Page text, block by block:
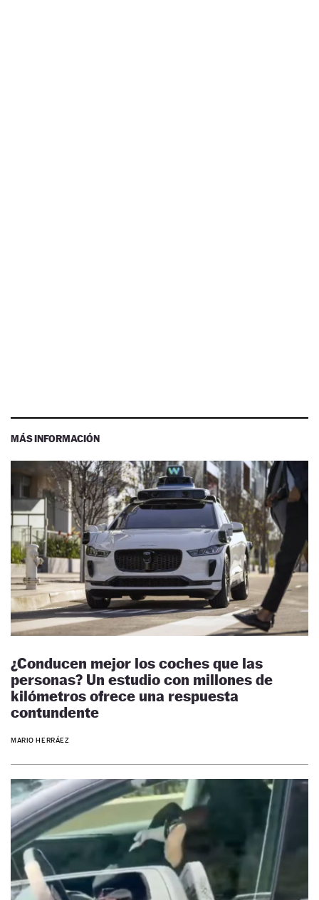
MÁS INFORMACIÓN
¿Conducen mejor los coches que las
personas? Un estudio con millones de
kilómetros ofrece una respuesta
contundente
MARIO HERRÁEZ